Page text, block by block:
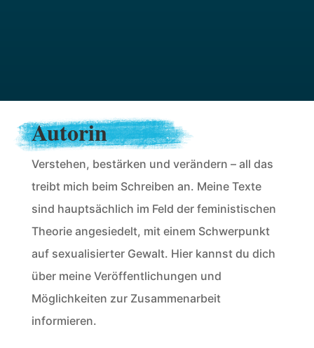
Autorin
Verstehen, bestärken und verändern – all das
treibt mich beim Schreiben an. Meine Texte
sind hauptsächlich im Feld der feministischen
Theorie angesiedelt, mit einem Schwerpunkt
auf sexualisierter Gewalt. Hier kannst du dich
über meine Veröffentlichungen und
Möglichkeiten zur Zusammenarbeit
informieren.